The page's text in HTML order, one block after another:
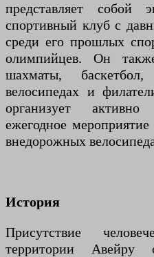
представляет собой
спортивный клуб с
среди его прошлых
олимпийцев. Он
шахматы,
велосипедах и
организует
ежегодное
внедорожных
История
Присутствие
территории Авейру